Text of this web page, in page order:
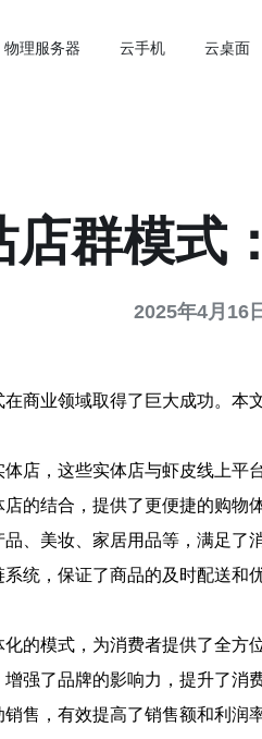
物理服务器 云手机 云桌面
店群模式
2025年4月16
商业领域取得了巨大成功。
店，这些实体店与虾皮线上平
的结合，提供了更便捷的购物体
、美妆、家居用品等，满足了
统，保证了商品的及时配送和
的模式，为消费者提供了全方
强了品牌的影响力，提升了消
售，有效提高了销售额和利润率